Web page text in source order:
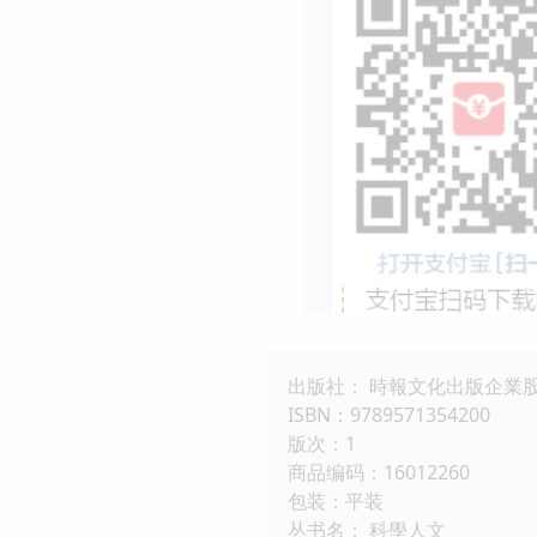
出版社： 時報文化出版企業
ISBN：9789571354200
版次：1
商品编码：16012260
包装：平装
丛书名： 科學人文